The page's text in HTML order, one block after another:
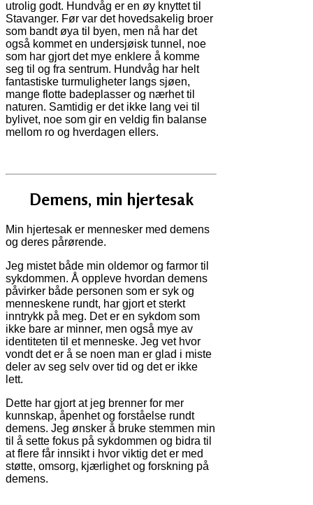
utrolig godt. Hundvåg er en øy knyttet til
Stavanger. Før var det hovedsakelig broer
som bandt øya til byen, men nå har det
også kommet en undersjøisk tunnel, noe
som har gjort det mye enklere å komme
seg til og fra sentrum. Hundvåg har helt
fantastiske turmuligheter langs sjøen,
mange flotte badeplasser og nærhet til
naturen. Samtidig er det ikke lang vei til
bylivet, noe som gir en veldig fin balanse
mellom ro og hverdagen ellers.
Demens, min hjertesak
Min hjertesak er mennesker med demens
og deres pårørende.
Jeg mistet både min oldemor og farmor til
sykdommen. Å oppleve hvordan demens
påvirker både personen som er syk og
menneskene rundt, har gjort et sterkt
inntrykk på meg. Det er en sykdom som
ikke bare ar minner, men også mye av
identiteten til et menneske. Jeg vet hvor
vondt det er å se noen man er glad i miste
deler av seg selv over tid og det er ikke
lett.
Dette har gjort at jeg brenner for mer
kunnskap, åpenhet og forståelse rundt
demens. Jeg ønsker å bruke stemmen min
til å sette fokus på sykdommen og bidra til
at flere får innsikt i hvor viktig det er med
støtte, omsorg, kjærlighet og forskning på
demens.